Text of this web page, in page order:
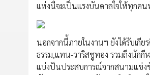
แห่งนี้จะเป็นแรงบันดาลใจให้ทุกค
นอกจากนี้ภายในงานฯ ยังได้รับเกี
ธรรม,แทน-วาริสชูทอง รวมถึงนัก
แบ่งปันประสบการณ์จากสนามแข่ง